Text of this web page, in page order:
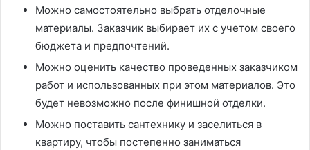
Можно самостоятельно выбрать отделочные
материалы. Заказчик выбирает их с учетом своего
бюджета и предпочтений.
Можно оценить качество проведенных заказчиком
работ и использованных при этом материалов. Это
будет невозможно после финишной отделки.
Можно поставить сантехнику и заселиться в
квартиру, чтобы постепенно заниматься